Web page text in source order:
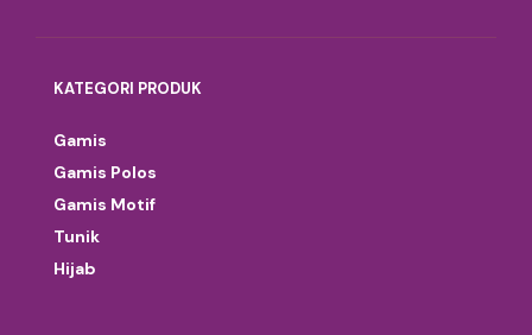
KATEGORI PRODUK
Gamis
Gamis Polos
Gamis Motif
Tunik
Hijab